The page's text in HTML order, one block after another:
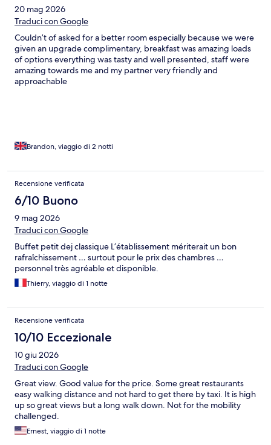
20 mag 2026
Traduci con Google
Couldn’t of asked for a better room especially because we were
given an upgrade complimentary, breakfast was amazing loads
of options everything was tasty and well presented, staff were
amazing towards me and my partner very friendly and
approachable
Brandon, viaggio di 2 notti
Recensione verificata
6/10 Buono
9 mag 2026
Traduci con Google
Buffet petit dej classique L’établissement mériterait un bon
rafraîchissement … surtout pour le prix des chambres …
personnel très agréable et disponible.
Thierry, viaggio di 1 notte
Recensione verificata
10/10 Eccezionale
10 giu 2026
Traduci con Google
Great view. Good value for the price. Some great restaurants
easy walking distance and not hard to get there by taxi. It is high
up so great views but a long walk down. Not for the mobility
challenged.
Ernest, viaggio di 1 notte